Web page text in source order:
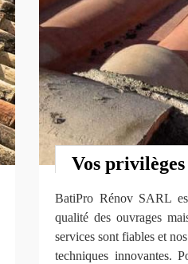
Vos
BatiPro Rénov SARL
qualité des ouvrages
services sont fiables et
techniques innovantes.